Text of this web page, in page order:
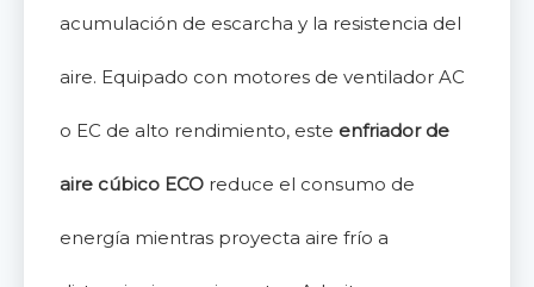
acumulación de escarcha y la resistencia del
aire. Equipado con motores de ventilador AC
o EC de alto rendimiento, este enfriador de
aire cúbico ECO reduce el consumo de
energía mientras proyecta aire frío a